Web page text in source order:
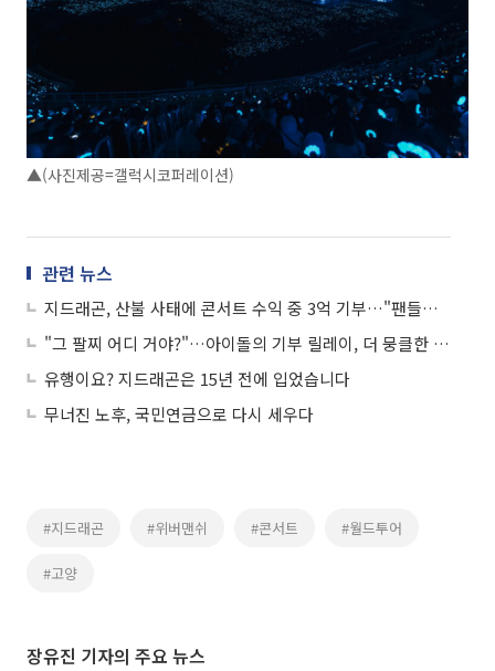
▲(사진제공=갤럭시코퍼레이션)
관련 뉴스
지드래곤, 산불 사태에 콘서트 수익 중 3억 기부…"팬들과 함께"
"그 팔찌 어디 거야?"…아이돌의 기부 릴레이, 더 뭉클한 이유
유행이요? 지드래곤은 15년 전에 입었습니다
무너진 노후, 국민연금으로 다시 세우다
#지드래곤 #위버맨쉬 #콘서트 #월드투어
#고양
장유진 기자의 주요 뉴스